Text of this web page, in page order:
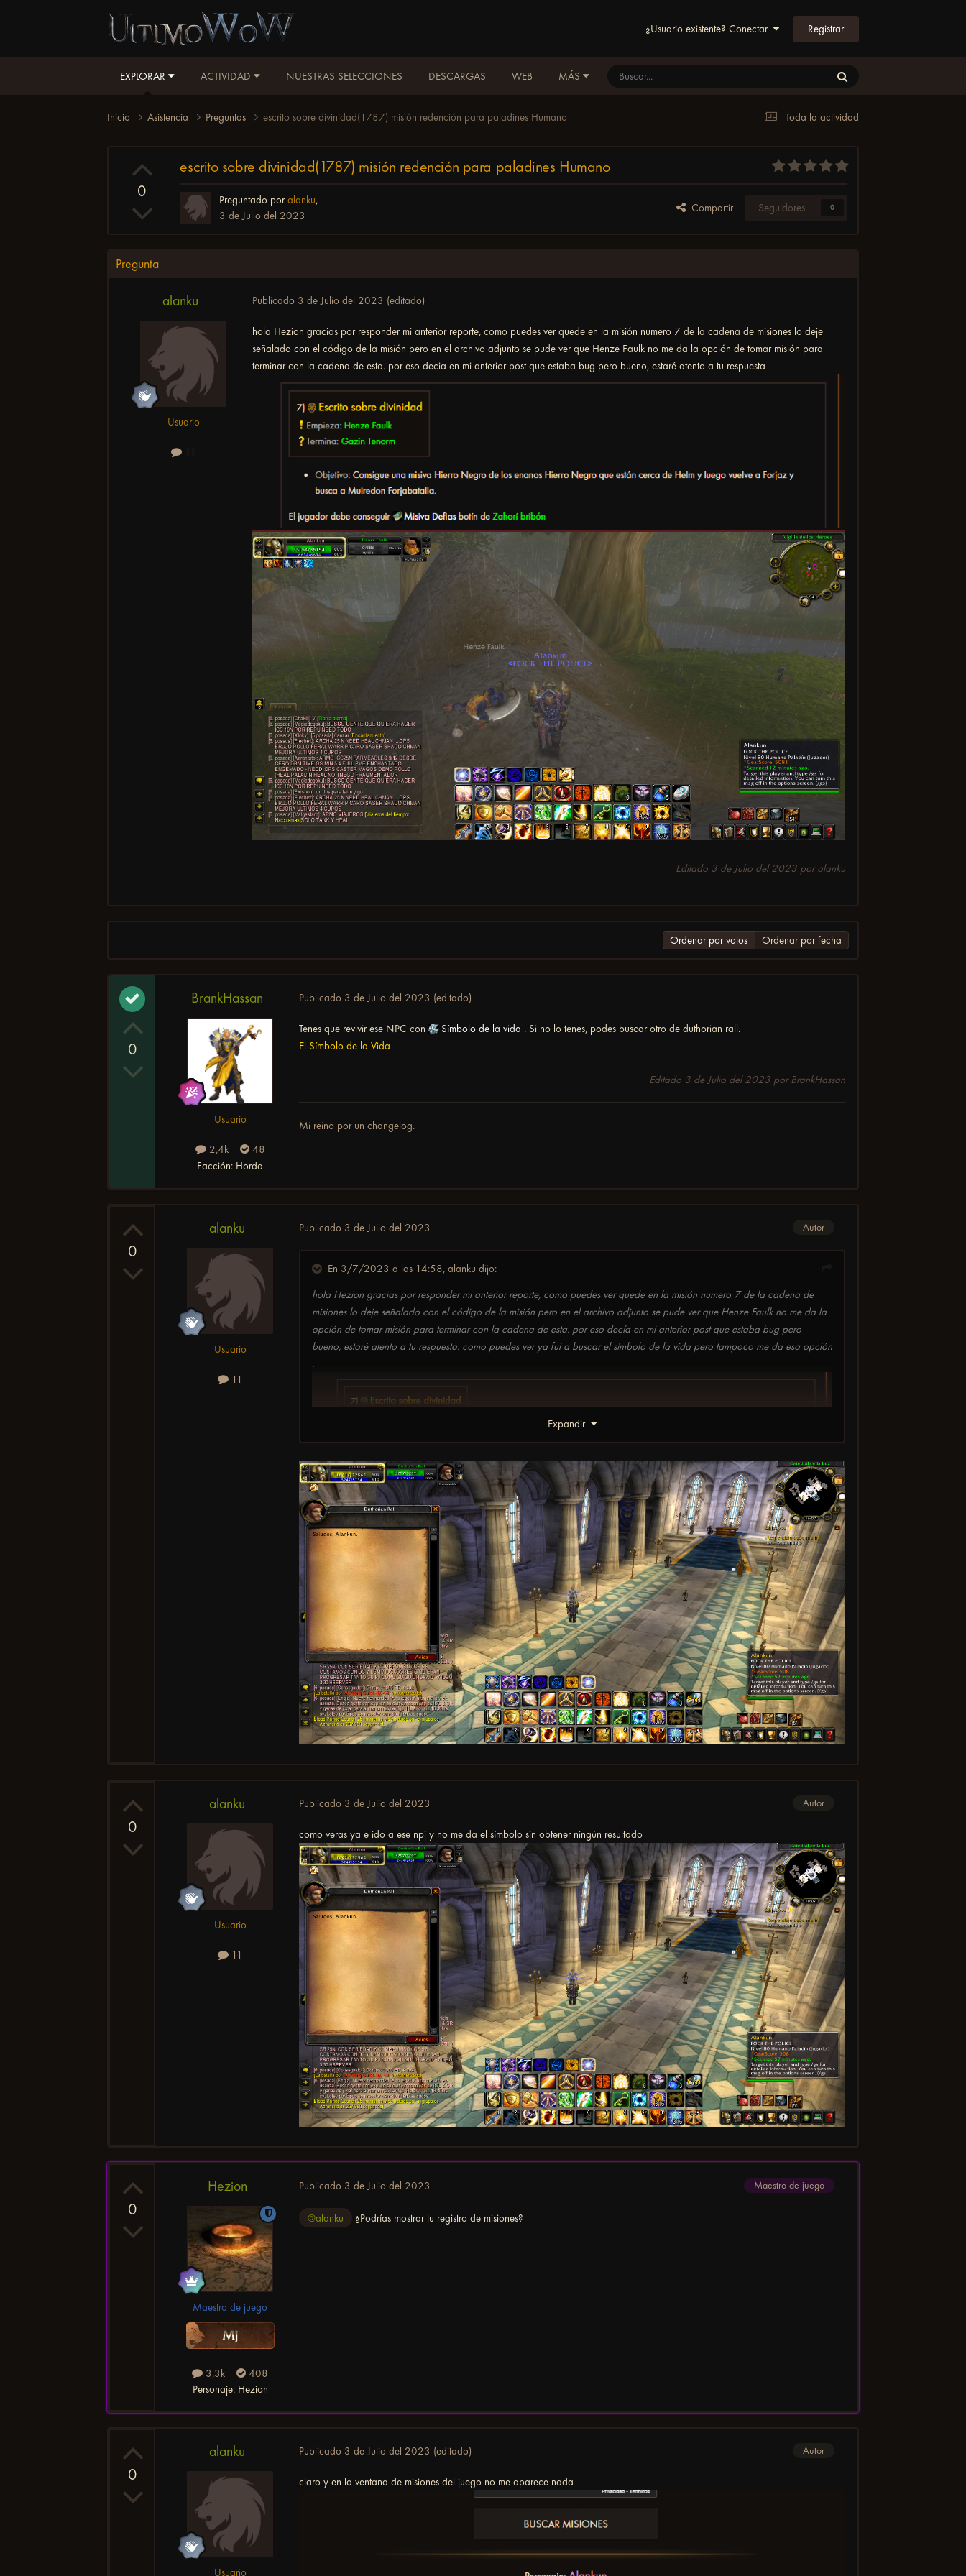
¿Usuario existente? Conectar Registrar
EXPLORAR ACTIVIDAD NUESTRAS SELECCIONES DESCARGAS WEB MÁS
Toda la actividad
Inicio Asistencia Preguntas escrito sobre divinidad(1787) misión redención para paladines Humano
0
escrito sobre divinidad(1787) misión redención para paladines Humano
Preguntado poralanku,
3 de Julio del 2023
Compartir Seguidores 0
Pregunta
alanku
Usuario
11
Publicado 3 de Julio del 2023 (editado)
hola Hezion gracias por responder mi anterior reporte, como puedes ver quede en la misión numero 7 de la cadena de misiones lo deje
señalado con el código de la misión pero en el archivo adjunto se pude ver que Henze Faulk no me da la opción de tomar misión para
terminar con la cadena de esta. por eso decia en mi anterior post que estaba bug pero bueno, estaré atento a tu respuesta
Editado 3 de Julio del 2023 por alanku
Ordenar por votos Ordenar por fecha
0
BrankHassan
Usuario
2,4k
48
Facción: Horda
Publicado 3 de Julio del 2023 (editado)
Tenes que revivir ese NPC con Símbolo de la vida . Si no lo tenes, podes buscar otro de duthorian rall.
El Símbolo de la Vida
Editado 3 de Julio del 2023 por BrankHassan
Mi reino por un changelog.
0
alanku
Usuario
11
Autor
Publicado 3 de Julio del 2023
En 3/7/2023 a las 14:58,alanku dijo:
hola Hezion gracias por responder mi anterior reporte, como puedes ver quede en la misión numero 7 de la cadena de
misiones lo deje señalado con el código de la misión pero en el archivo adjunto se pude ver que Henze Faulk no me da la
opción de tomar misión para terminar con la cadena de esta. por eso decía en mi anterior post que estaba bug pero
bueno, estaré atento a tu respuesta. como puedes ver ya fui a buscar el símbolo de la vida pero tampoco me da esa opción
.
Expandir
0
alanku
Usuario
11
Autor
Publicado 3 de Julio del 2023
como veras ya e ido a ese npj y no me da el símbolo sin obtener ningún resultado
0
Hezion
Maestro de juego
3,3k
408
Personaje:Hezion
Maestro de juego
Publicado 3 de Julio del 2023
@alanku ¿Podrías mostrar tu registro de misiones?
0
alanku
Usuario
Autor
Publicado 3 de Julio del 2023 (editado)
claro y en la ventana de misiones del juego no me aparece nada